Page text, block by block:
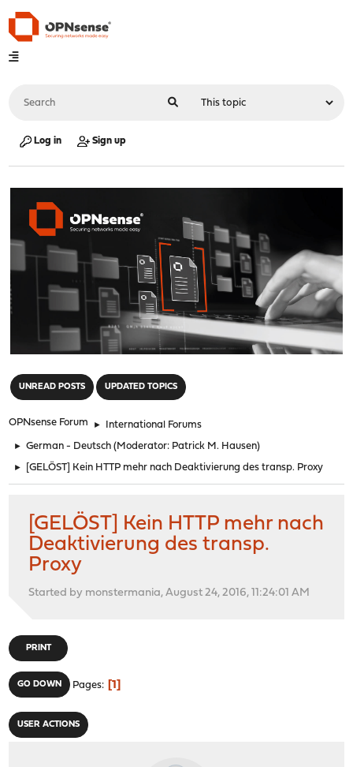
Log in Sign up
UNREAD POSTS UPDATED TOPICS
OPNsense Forum ► International Forums
► German - Deutsch (Moderator: Patrick M. Hausen)
► [GELÖST] Kein HTTP mehr nach Deaktivierung des transp. Proxy
[GELÖST] Kein HTTP mehr nach
Deaktivierung des transp.
Proxy
Started by monstermania, August 24, 2016, 11:24:01 AM
PRINT
GO DOWN Pages 1
USER ACTIONS